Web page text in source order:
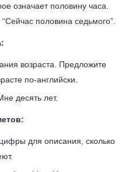
означает половину часа.
“Сейчас половина седьмого”.
возраста. Предложите
по-английски.
десять лет.
для описания, сколько